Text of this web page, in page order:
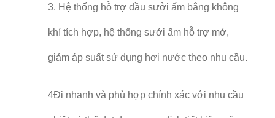
3. Hệ thống hỗ trợ dầu sưởi ấm bằng không
khí tích hợp, hệ thống sưởi ấm hỗ trợ mở,
giảm áp suất sử dụng hơi nước theo nhu cầu.
4Đi nhanh và phù hợp chính xác với nhu cầu